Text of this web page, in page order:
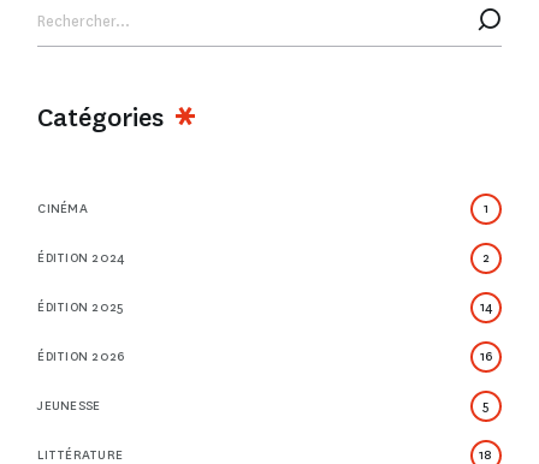
Catégories
CINÉMA 1
ÉDITION 2024 2
ÉDITION 2025 14
ÉDITION 2026 16
JEUNESSE 5
LITTÉRATURE 18